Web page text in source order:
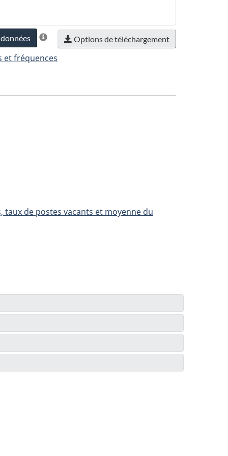
Options de téléchargement
et fréquences
taux de postes vacants et moyenne du